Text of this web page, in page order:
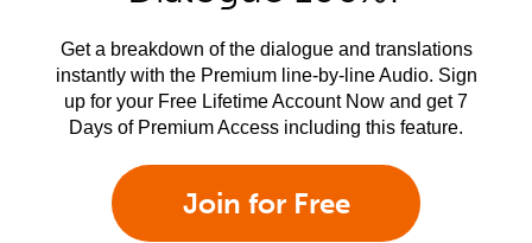
Get a breakdown of the dialogue and translations
instantly with the Premium line-by-line Audio. Sign
up for your Free Lifetime Account Now and get 7
Days of Premium Access including this feature.
Join for Free